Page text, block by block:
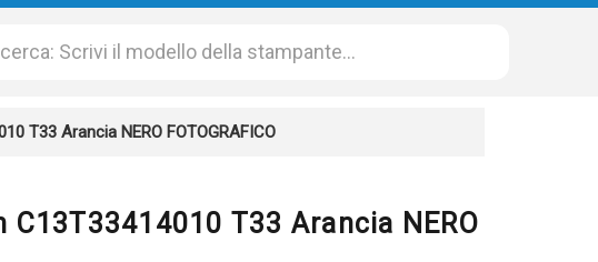
T33 Arancia NERO FOTOGRAFICO
T33 Arancia NERO